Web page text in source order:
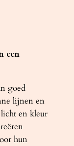
een
goed
lijnen en
en kleur
hun